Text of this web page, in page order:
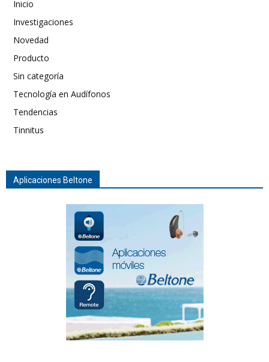
Inicio
Investigaciones
Novedad
Producto
Sin categoría
Tecnología en Audífonos
Tendencias
Tinnitus
Aplicaciones Beltone